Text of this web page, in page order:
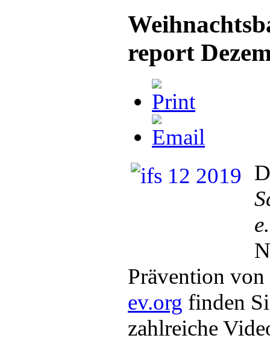
report
Prävention
ev.org finden
zahlreiche